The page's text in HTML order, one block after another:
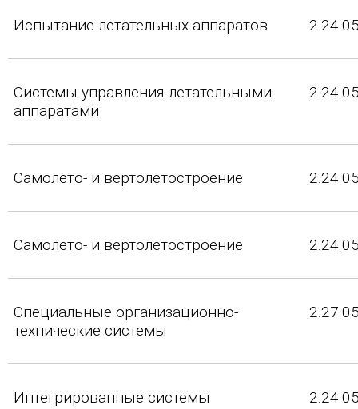
Испытание летательных аппаратов
Системы управления летательными
аппаратами
Самолето- и вертолетостроение
Самолето- и вертолетостроение
Специальные организационно-
технические системы
Интегрированные системы